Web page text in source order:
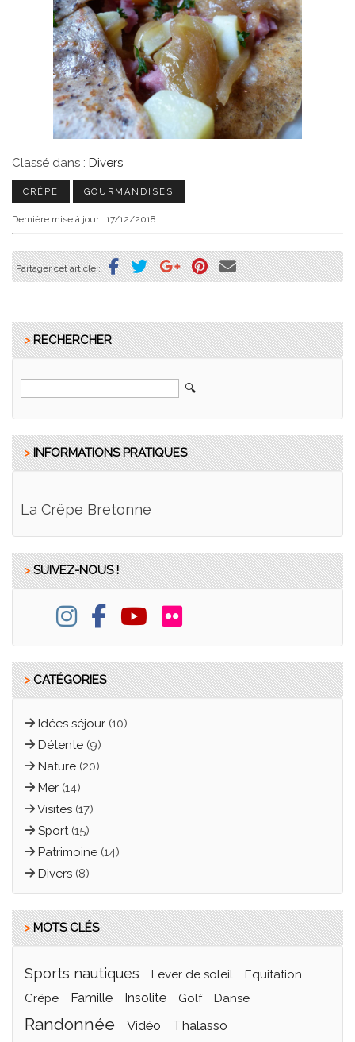
Classé dans : Divers
CRÊPE GOURMANDISES
Dernière mise à jour : 17/12/2018
Partager cet article :
>RECHERCHER
>INFORMATIONS PRATIQUES
La Crêpe Bretonne
>SUIVEZ-NOUS !
>CATÉGORIES
Idées séjour(10)
Détente(9)
Nature(20)
Mer(14)
Visites(17)
Sport(15)
Patrimoine(14)
Divers(8)
>MOTS CLÉS
sports nautiques lever de soleil
equitation
crêpe
famille insolite golf Danse
randonnée vidéo thalasso